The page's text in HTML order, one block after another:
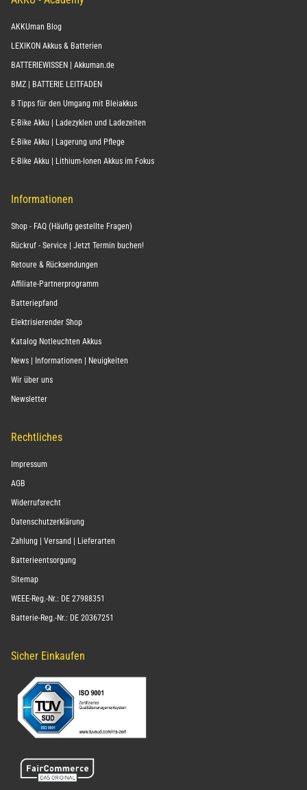
AKKUman Blog
LEXIKON Akkus & Batterien
BATTERIEWISSEN | Akkuman.de
BMZ | BATTERIE LEITFADEN
8 Tipps für den Umgang mit Bleiakkus
E-Bike Akku | Ladezyklen und Ladezeiten
E-Bike Akku | Lagerung und Pflege
E-Bike Akku | Lithium-Ionen Akkus im Fokus
Informationen
Shop - FAQ (Häufig gestellte Fragen)
Rückruf - Service | Jetzt Termin buchen!
Retoure & Rücksendungen
Affiliate-Partnerprogramm
Batteriepfand
Elektrisierender Shop
Katalog Notleuchten Akkus
News | Informationen | Neuigkeiten
Wir über uns
Newsletter
Rechtliches
Impressum
AGB
Widerrufsrecht
Datenschutzerklärung
Zahlung | Versand | Lieferarten
Batterieentsorgung
Sitemap
WEEE-Reg.-Nr.: DE 27988351
Batterie-Reg.-Nr.: DE 20367251
Sicher Einkaufen